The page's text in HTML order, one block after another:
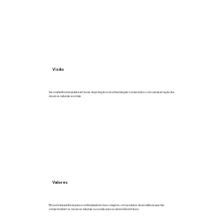
Visão
Ser a referência brasileira em luvas de proteção e reconhecida pelo compromisso com a preservação dos
recursos naturais e sociais.
Valores
Ética e transparência para a continuidade do nosso negócio, com produtos de excelência que não
comprometem os recursos naturais ou sociais para a sobrevivência futura.